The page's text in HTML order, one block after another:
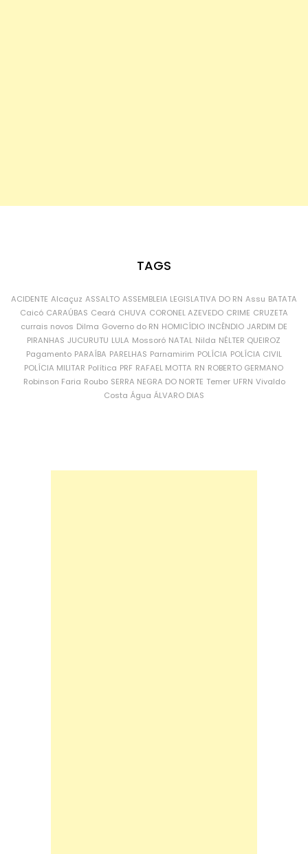
TAGS
ACIDENTE Alcaçuz ASSALTO ASSEMBLEIA LEGISLATIVA DO RN Assu BATATA
Caicó CARAÚBAS Ceará CHUVA CORONEL AZEVEDO CRIME CRUZETA
currais novos Dilma Governo do RN HOMICÍDIO INCÊNDIO JARDIM DE
PIRANHAS JUCURUTU LULA Mossoró NATAL Nilda NÉLTER QUEIROZ
Pagamento PARAÍBA PARELHAS Parnamirim POLÍCIA POLÍCIA CIVIL
POLÍCIA MILITAR Política PRF RAFAEL MOTTA RN ROBERTO GERMANO
Robinson Faria Roubo SERRA NEGRA DO NORTE Temer UFRN Vivaldo
Costa Água ÁLVARO DIAS